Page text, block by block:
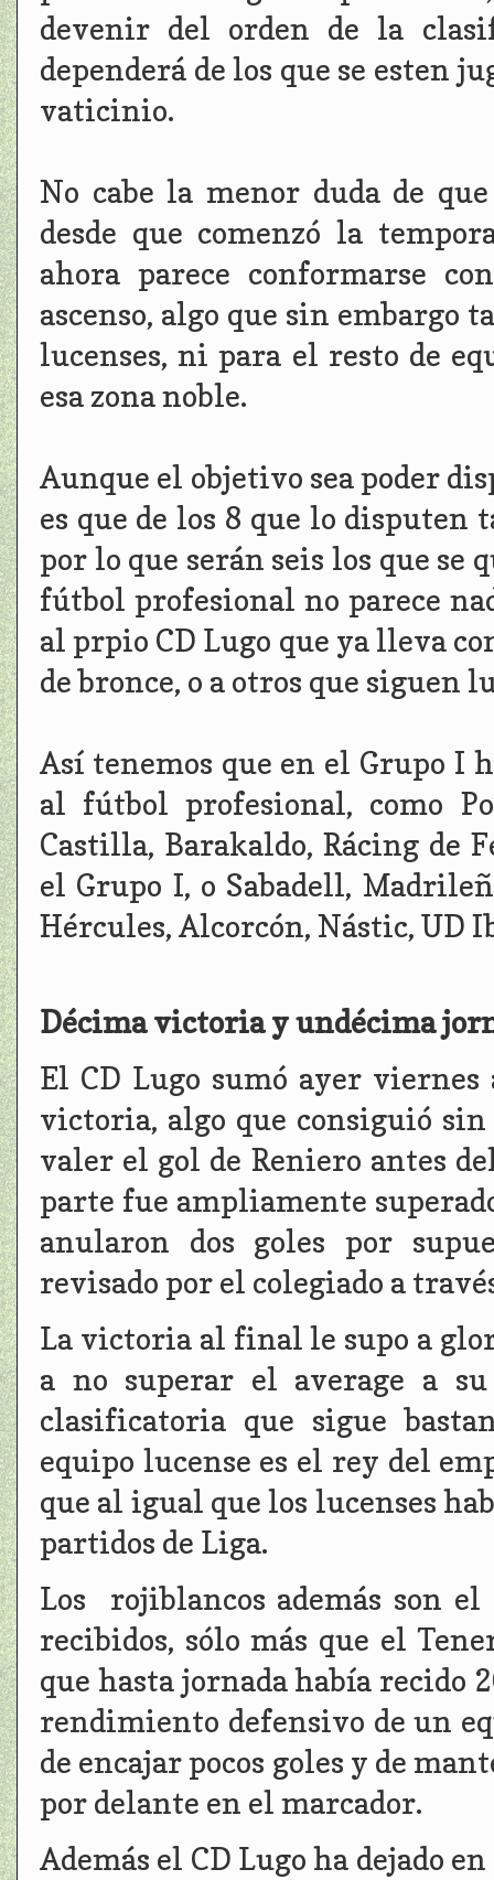
devenir del orden de la
dependerá de los que se esten
vaticinio.
No cabe la menor duda de
desde que comenzó la
ahora parece conformarse
ascenso, algo que sin embargo
lucenses, ni para el resto de
esa zona noble.
Aunque el objetivo sea poder
es que de los 8 que lo disputen
por lo que serán seis los que se
fútbol profesional no parece
al prpio CD Lugo que ya lleva
de bronce, o a otros que siguen
Así tenemos que en el Grupo I
al fútbol profesional, como
Castilla, Barakaldo, Rácing de
el Grupo I, o Sabadell,
Hércules, Alcorcón, Nástic, UD
Décima victoria y undécima
El CD Lugo sumó ayer
victoria, algo que consiguió sin
valer el gol de Reniero antes
parte fue ampliamente
anularon dos goles por
revisado por el colegiado a
La victoria al final le supo a
a no superar el average a
clasificatoria que sigue
equipo lucense es el rey del
que al igual que los lucenses
partidos de Liga.
Los rojiblancos además son
recibidos, sólo más que el
que hasta jornada había recido
rendimiento defensivo de un
de encajar pocos goles y de
por delante en el marcador.
Además el CD Lugo ha dejado